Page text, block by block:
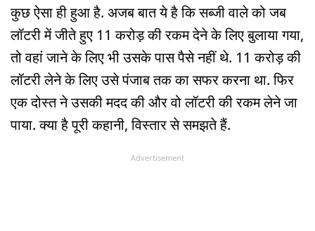
कुछ ऐसा ही हुआ है. अजब बात ये है कि सब्जी वाले को जब
लॉटरी में जीते हुए 11 करोड़ की रकम देने के लिए बुलाया गया,
तो वहां जाने के लिए भी उसके पास पैसे नहीं थे. 11 करोड़ की
लॉटरी लेने के लिए उसे पंजाब तक का सफर करना था. फिर
एक दोस्त ने उसकी मदद की और वो लॉटरी की रकम लेने जा
पाया. क्या है पूरी कहानी, विस्तार से समझते हैं.
Advertisement